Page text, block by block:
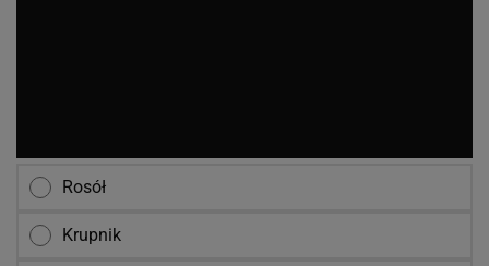
Rosół
Krupnik